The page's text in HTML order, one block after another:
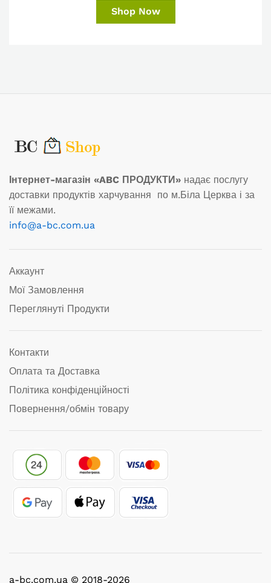
Shop Now
Інтернет-магазін «ABC ПРОДУКТИ» надає послугу
доставки продуктів харчування по м.Біла Церква і за
її межами.
info@a-bc.com.ua
Аккаунт
Мої Замовлення
Переглянуті Продукти
Контакти
Оплата та Доставка
Політика конфіденційності
Повернення/обмін товару
a-bc.com.ua © 2018-2026